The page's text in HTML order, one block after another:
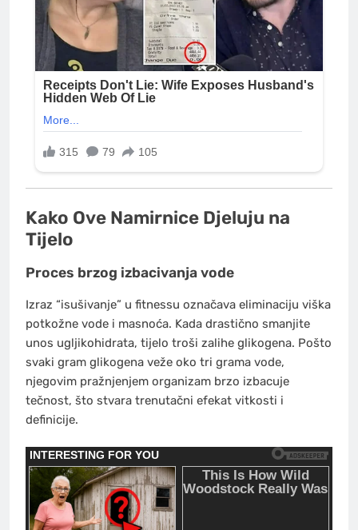
Kako Ove Namirnice Djeluju na
Tijelo
Proces brzog izbacivanja vode
Izraz “isušivanje” u fitnessu označava eliminaciju viška
potkožne vode i masnoća. Kada drastično smanjite
unos ugljikohidrata, tijelo troši zalihe glikogena. Pošto
svaki gram glikogena veže oko tri grama vode,
njegovim pražnjenjem organizam brzo izbacuje
tečnost, što stvara trenutačni efekat vitkosti i
definicije.